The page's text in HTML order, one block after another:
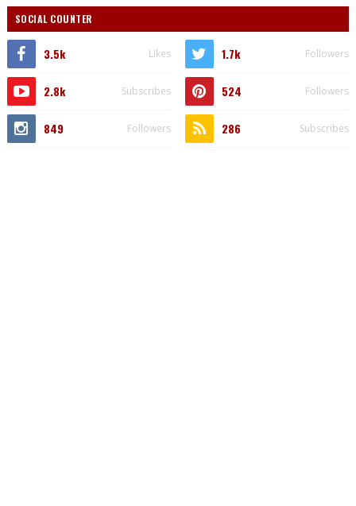
SOCIAL COUNTER
3.5k Likes 1.7k Followers
2.8k Subscribes 524 Followers
849 Followers 286 Subscribes